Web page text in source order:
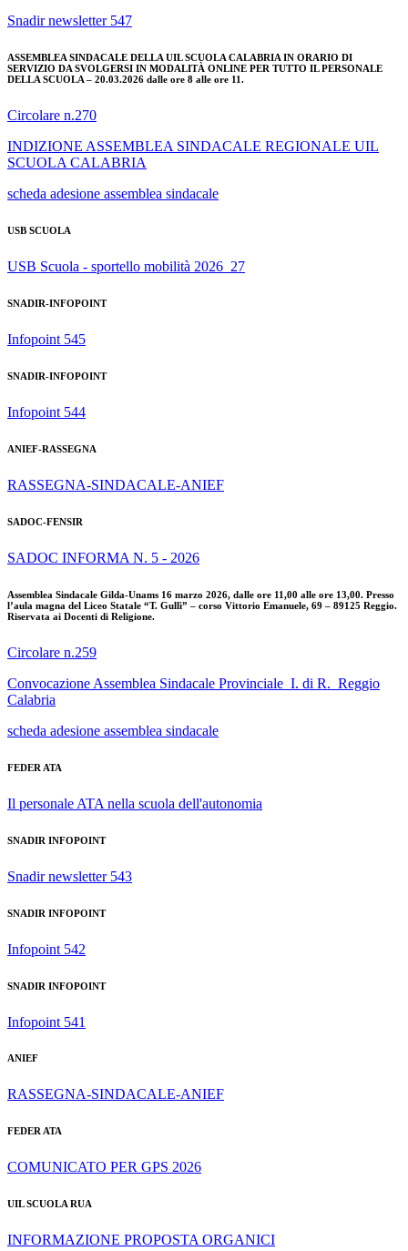
Snadir newsletter 547
ASSEMBLEA SINDACALE DELLA UIL SCUOLA CALABRIA IN ORARIO DI
SERVIZIO DA SVOLGERSI IN MODALITÀ ONLINE PER TUTTO IL PERSONALE
DELLA SCUOLA – 20.03.2026 dalle ore 8 alle ore 11.
Circolare n.270
INDIZIONE ASSEMBLEA SINDACALE REGIONALE UIL
SCUOLA CALABRIA
scheda adesione assemblea sindacale
USB SCUOLA
USB Scuola - sportello mobilità 2026_27
SNADIR-INFOPOINT
Infopoint 545
SNADIR-INFOPOINT
Infopoint 544
ANIEF-RASSEGNA
RASSEGNA-SINDACALE-ANIEF
SADOC-FENSIR
SADOC INFORMA N. 5 - 2026
Assemblea Sindacale Gilda-Unams 16 marzo 2026, dalle ore 11,00 alle ore 13,00. Presso
l’aula magna del Liceo Statale “T. Gullì” – corso Vittorio Emanuele, 69 – 89125 Reggio.
Riservata ai Docenti di Religione.
Circolare n.259
Convocazione Assemblea Sindacale Provinciale_I. di R._Reggio
Calabria
scheda adesione assemblea sindacale
FEDER ATA
Il personale ATA nella scuola dell'autonomia
SNADIR INFOPOINT
Snadir newsletter 543
SNADIR INFOPOINT
Infopoint 542
SNADIR INFOPOINT
Infopoint 541
ANIEF
RASSEGNA-SINDACALE-ANIEF
FEDER ATA
COMUNICATO PER GPS 2026
UIL SCUOLA RUA
INFORMAZIONE PROPOSTA ORGANICI